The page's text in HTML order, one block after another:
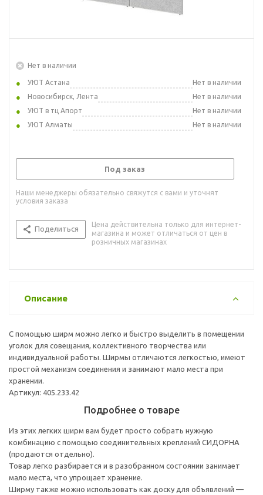
Нет в наличии
УЮТ Астана
Нет в наличии
Новосибирск, Лента
Нет в наличии
УЮТ в тц Апорт
Нет в наличии
УЮТ Алматы
Нет в наличии
Под заказ
Наши менеджеры обязательно свяжутся с вами и уточнят
условия заказа
Поделиться
Цена действительна только для интернет-
магазина и может отличаться от цен в
розничных магазинах
Описание
С помощью ширм можно легко и быстро выделить в помещении
уголок для совещания, коллективного творчества или
индивидуальной работы. Ширмы отличаются легкостью, имеют
простой механизм соединения и занимают мало места при
хранении.
Артикул: 405.233.42
Подробнее о товаре
Из этих легких ширм вам будет просто собрать нужную
комбинацию с помощью соединительных креплений СИДОРНА
(продаются отдельно).
Товар легко разбирается и в разобранном состоянии занимает
мало места, что упрощает хранение.
Ширму также можно использовать как доску для объявлений —